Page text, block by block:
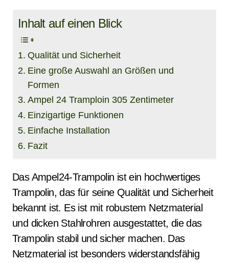
Inhalt auf einen Blick
Qualität und Sicherheit
Eine große Auswahl an Größen und
Formen
Ampel 24 Tramploin 305 Zentimeter
Einzigartige Funktionen
Einfache Installation
Fazit
Das Ampel24-Trampolin ist ein hochwertiges
Trampolin, das für seine Qualität und Sicherheit
bekannt ist. Es ist mit robustem Netzmaterial
und dicken Stahlrohren ausgestattet, die das
Trampolin stabil und sicher machen. Das
Netzmaterial ist besonders widerstandsfähig